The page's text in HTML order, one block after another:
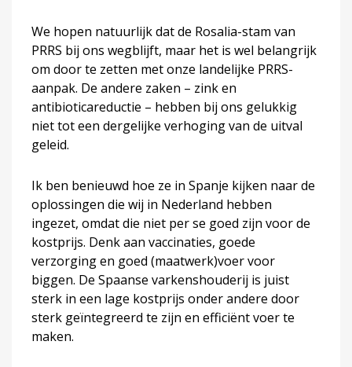
We hopen natuurlijk dat de Rosalia-stam van
PRRS bij ons wegblijft, maar het is wel belangrijk
om door te zetten met onze landelijke PRRS-
aanpak. De andere zaken – zink en
antibioticareductie – hebben bij ons gelukkig
niet tot een dergelijke verhoging van de uitval
geleid.
Ik ben benieuwd hoe ze in Spanje kijken naar de
oplossingen die wij in Nederland hebben
ingezet, omdat die niet per se goed zijn voor de
kostprijs. Denk aan vaccinaties, goede
verzorging en goed (maatwerk)voer voor
biggen. De Spaanse varkenshouderij is juist
sterk in een lage kostprijs onder andere door
sterk geïntegreerd te zijn en efficiënt voer te
maken.